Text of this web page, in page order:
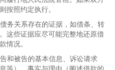
按照约定执行。
务关系存在的证据，如借条、转
这些证据应尽可能完整地还原借
情况。
和被告的基本信息、诉讼请求